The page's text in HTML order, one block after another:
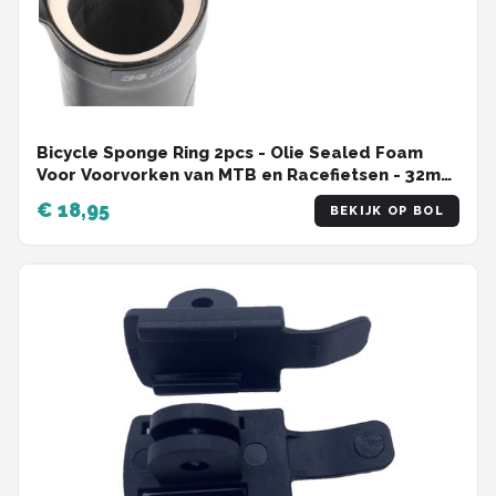
Bicycle Sponge Ring 2pcs - Olie Sealed Foam
Voor Voorvorken van MTB en Racefietsen - 32mm
€ 18,95 BEKIJK OP BOL